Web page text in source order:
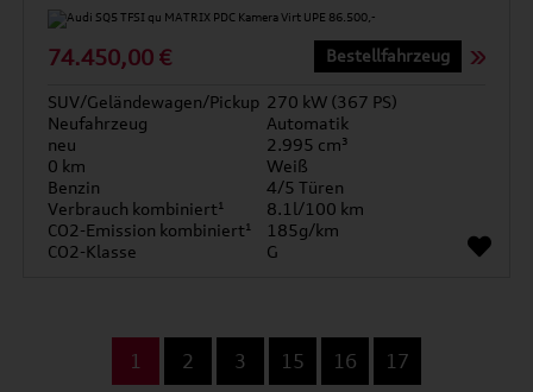
74.450,00 € Bestellfahrzeug
SUV/Geländewagen/Pickup 270 kW (367 PS)
Neufahrzeug
Automatik
neu
2.995 cm³
0 km
Weiß
Benzin
4/5 Türen
Verbrauch kombiniert¹
8.1l/100 km
CO2-Emission kombiniert¹
185g/km
CO2-Klasse
G
1 2 3 15 16 17